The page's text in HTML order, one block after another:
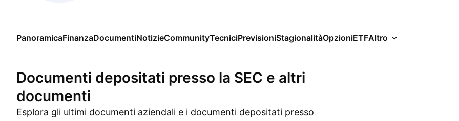
PanoramicaFinanzaDocumentiNotizieCommunityTecniciPrevisioniStagionalitàOpzioniETFAltro
Documenti depositati presso la SEC e altri
documenti
Esplora gli ultimi documenti aziendali e i documenti depositati presso